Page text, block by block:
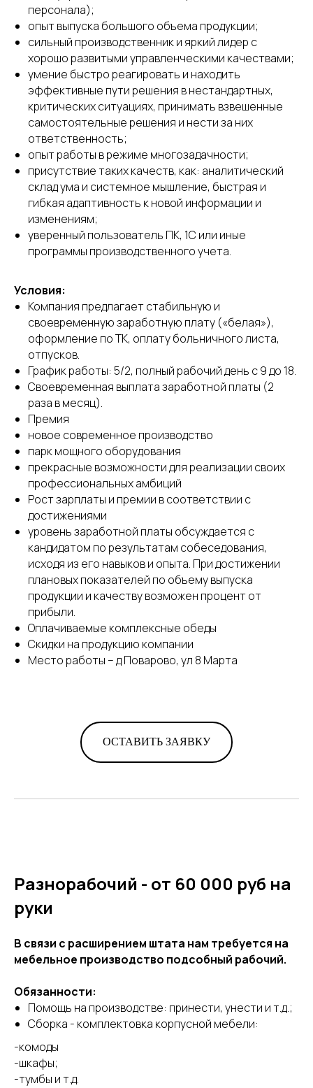
персонала);
опыт выпуска большого объема продукции;
сильный производственник и яркий лидер с
хорошо развитыми управленческими качествами;
умение быстро реагировать и находить
эффективные пути решения в нестандартных,
критических ситуациях, принимать взвешенные
самостоятельные решения и нести за них
ответственность;
опыт работы в режиме многозадачности;
присутствие таких качеств, как: аналитический
склад ума и системное мышление, быстрая и
гибкая адаптивность к новой информации и
изменениям;
уверенный пользователь ПК, 1С или иные
программы производственного учета.
Условия:
Компания предлагает стабильную и
своевременную заработную плату («белая»),
оформление по ТК, оплату больничного листа,
отпусков.
График работы: 5/2, полный рабочий день с 9 до 18.
Своевременная выплата заработной платы (2
раза в месяц).
Премия
новое современное производство
парк мощного оборудования
прекрасные возможности для реализации своих
профессиональных амбиций
Рост зарплаты и премии в соответствии с
достижениями
уровень заработной платы обсуждается с
кандидатом по результатам собеседования,
исходя из его навыков и опыта. При достижении
плановых показателей по объему выпуска
продукции и качеству возможен процент от
прибыли.
Оплачиваемые комплексные обеды
Скидки на продукцию компании
Место работы – д Поварово, ул 8 Марта
ОСТАВИТЬ ЗАЯВКУ
Разнорабочий - от 60 000 руб на
руки
В связи с расширением штата нам требуется на
мебельное производство подсобный рабочий.
Обязанности:
Помощь на производстве: принести, унести и т.д.;
Сборка - комплектовка корпусной мебели:
-комоды
-шкафы;
-тумбы и т.д.